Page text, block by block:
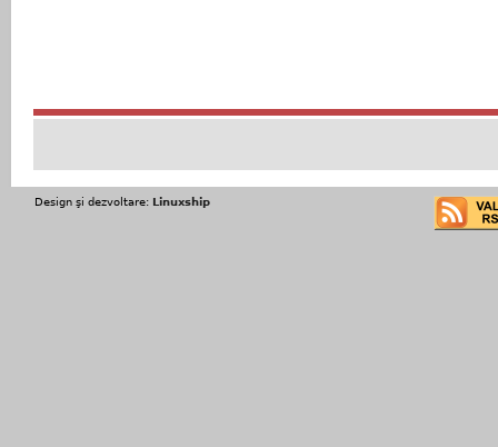
Design şi dezvoltare: Linuxship